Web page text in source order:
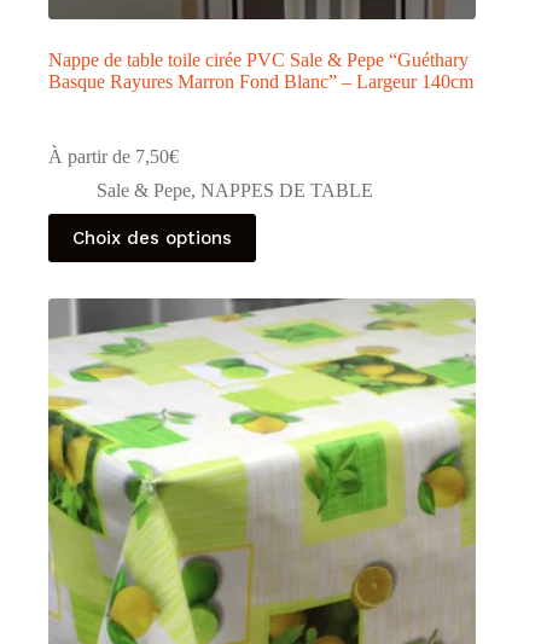
Nappe de table toile cirée PVC Sale & Pepe “Guéthary
Basque Rayures Marron Fond Blanc” – Largeur 140cm
À partir de 7,50€
Sale & Pepe, NAPPES DE TABLE
Choix des options
Ce
produit
a
Les
options
peuvent
être
choisies
sur
la
page
du
produit